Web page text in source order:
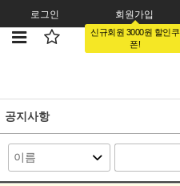
로그인 회원가입
신규회원 3000원 할인쿠
폰!
공지사항